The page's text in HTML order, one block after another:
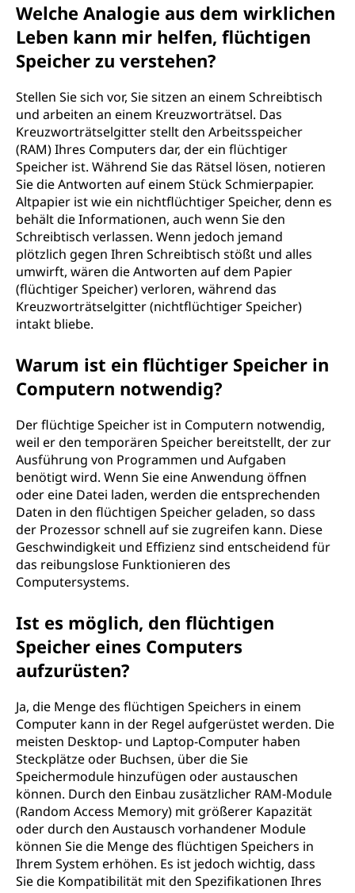
Welche Analogie aus dem wirklichen
Leben kann mir helfen, flüchtigen
Speicher zu verstehen?
Stellen Sie sich vor, Sie sitzen an einem Schreibtisch
und arbeiten an einem Kreuzworträtsel. Das
Kreuzworträtselgitter stellt den Arbeitsspeicher
(RAM) Ihres Computers dar, der ein flüchtiger
Speicher ist. Während Sie das Rätsel lösen, notieren
Sie die Antworten auf einem Stück Schmierpapier.
Altpapier ist wie ein nichtflüchtiger Speicher, denn es
behält die Informationen, auch wenn Sie den
Schreibtisch verlassen. Wenn jedoch jemand
plötzlich gegen Ihren Schreibtisch stößt und alles
umwirft, wären die Antworten auf dem Papier
(flüchtiger Speicher) verloren, während das
Kreuzworträtselgitter (nichtflüchtiger Speicher)
intakt bliebe.
Warum ist ein flüchtiger Speicher in
Computern notwendig?
Der flüchtige Speicher ist in Computern notwendig,
weil er den temporären Speicher bereitstellt, der zur
Ausführung von Programmen und Aufgaben
benötigt wird. Wenn Sie eine Anwendung öffnen
oder eine Datei laden, werden die entsprechenden
Daten in den flüchtigen Speicher geladen, so dass
der Prozessor schnell auf sie zugreifen kann. Diese
Geschwindigkeit und Effizienz sind entscheidend für
das reibungslose Funktionieren des
Computersystems.
Ist es möglich, den flüchtigen
Speicher eines Computers
aufzurüsten?
Ja, die Menge des flüchtigen Speichers in einem
Computer kann in der Regel aufgerüstet werden. Die
meisten Desktop- und Laptop-Computer haben
Steckplätze oder Buchsen, über die Sie
Speichermodule hinzufügen oder austauschen
können. Durch den Einbau zusätzlicher RAM-Module
(Random Access Memory) mit größerer Kapazität
oder durch den Austausch vorhandener Module
können Sie die Menge des flüchtigen Speichers in
Ihrem System erhöhen. Es ist jedoch wichtig, dass
Sie die Kompatibilität mit den Spezifikationen Ihres